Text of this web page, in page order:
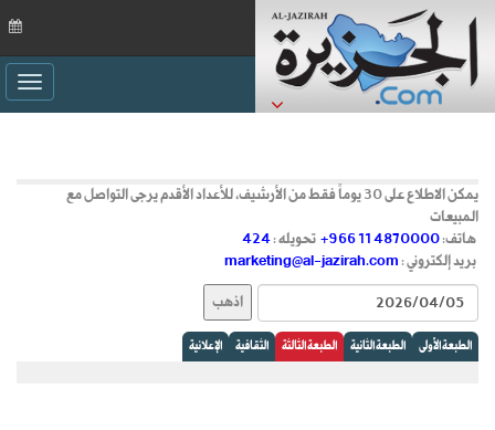
يمكن الاطلاع على 30 يوماً فقط من الأرشيف، للأعداد الأقدم يرجى التواصل مع
المبيعات
هاتف: +966 11 4870000 تحويله : 424
بريد إلكتروني : marketing@al-jazirah.com
الطبعة الأولى الطبعة الثانية الطبعة الثالثة الثقافية الإعلانية